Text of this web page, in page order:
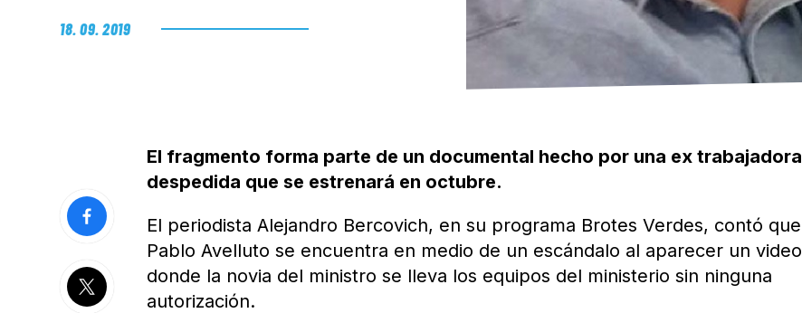
18. 09. 2019
El fragmento forma parte de un documental hecho por una ex trabajadora
despedida que se estrenará en octubre.
El periodista Alejandro Bercovich, en su programa Brotes Verdes, contó que
Pablo Avelluto se encuentra en medio de un escándalo al aparecer un video
donde la novia del ministro se lleva los equipos del ministerio sin ninguna
autorización.